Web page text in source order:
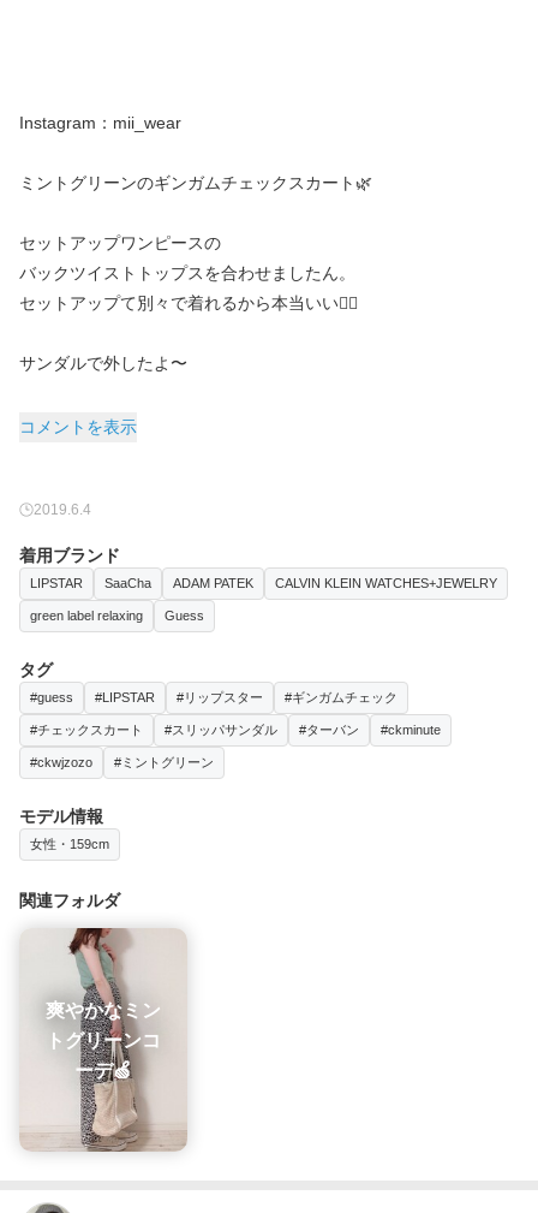
Instagram：mii_wear
ミントグリーンのギンガムチェックスカート🌿
セットアップワンピースの
バックツイストトップスを合わせましたん。
セットアップて別々で着れるから本当いい👌🏼
サンダルで外したよ〜
コメントを表示
2019.6.4
着用ブランド
LIPSTAR SaaCha ADAM PATEK CALVIN KLEIN WATCHES+JEWELRY
green label relaxing Guess
タグ
#guess #LIPSTAR #リップスター #ギンガムチェック
#チェックスカート #スリッパサンダル #ターバン #ckminute
#ckwjzozo #ミントグリーン
モデル情報
女性・159cm
関連フォルダ
爽やかなミン
トグリーンコ
ーデ🍏